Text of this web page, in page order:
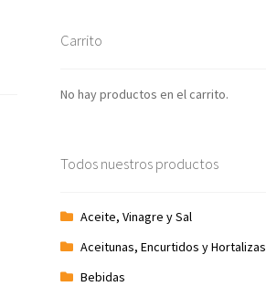
Carrito
No hay productos en el carrito.
Todos nuestros productos
Aceite, Vinagre y Sal
Aceitunas, Encurtidos y Hortalizas
Bebidas